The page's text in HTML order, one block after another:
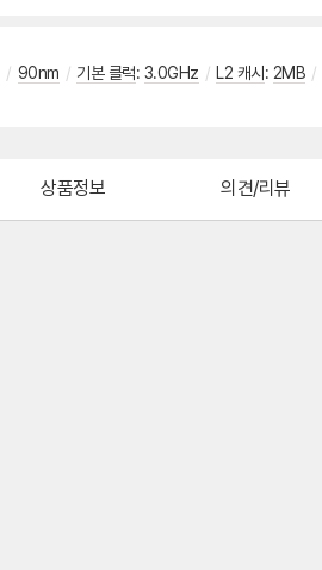
/ 90nm / 기본 클럭: 3.0GHz / L2 캐시 : 2MB /
상품정보 의견/리뷰